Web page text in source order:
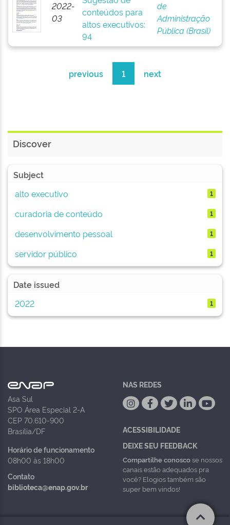
2022-
03
conteúdos para
altos executivos:
94
de
Administração
Pública (Brasil)
previous 1 next
Discover
Subject
alto executivo
1
curadoria de conteúdo 1
desenvolvimento pessoal 1
servidor público 1
Date issued
2022
1
Asa Sul
SPO Área Especial 2-A
CEP 70.610-900
Brasília/DF
Horário de funcionamento
08h00 às 18h00
Contato
biblioteca@enap.gov.br
NAS REDES
ACESSIBILIDADE
DEIXE SEU FEEDBACK
Compartilhe conoscose nossos
canais estão adequados pra
você? Elogios também são
super bem vindos!